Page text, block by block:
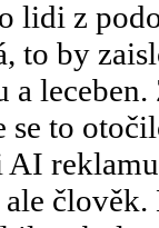
lidi z
to by
a
se to